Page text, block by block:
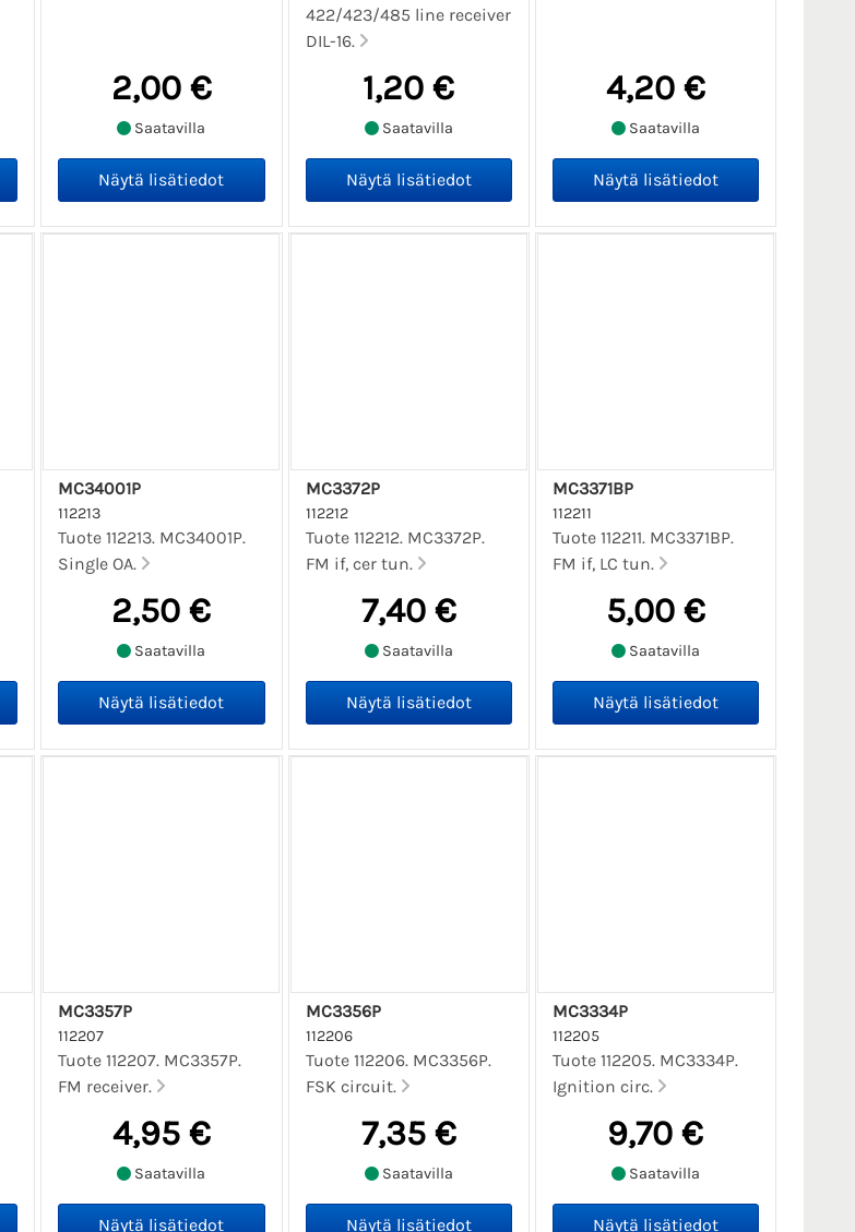
2,00 €
Saatavilla
422/423/485 line receiver
DIL-16.
1,20 €
Saatavilla
4,20 €
Saatavilla
MC34001P
112213
Tuote 112213. MC34001P.
Single OA.
2,50 €
Saatavilla
MC3372P
112212
Tuote 112212. MC3372P.
FM if, cer tun.
7,40 €
Saatavilla
MC3371BP
112211
Tuote 112211. MC3371BP.
FM if, LC tun.
5,00 €
Saatavilla
MC3357P
112207
Tuote 112207. MC3357P.
FM receiver.
4,95 €
Saatavilla
MC3356P
112206
Tuote 112206. MC3356P.
FSK circuit.
7,35 €
Saatavilla
MC3334P
112205
Tuote 112205. MC3334P.
Ignition circ.
9,70 €
Saatavilla